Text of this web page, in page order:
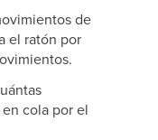
de
el ratón por
cola por el